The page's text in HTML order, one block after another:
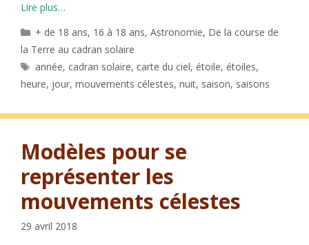
Lire plus…
Catégories
+ de 18 ans, 16 à 18 ans,Astronomie, De la course de
la Terre au cadran solaire
Étiquettes
année, cadran solaire, carte du ciel, étoile, étoiles,
heure, jour, mouvements célestes, nuit, saison, saisons
Modèles pour se
représenter les
mouvements célestes
29 avril 2018